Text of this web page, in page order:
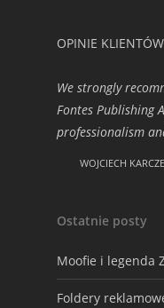
OPINIE
We strongly
Fontes Publishing
professionalism
WOJCIECH
Ostatnie posty
Moofie i legenda
Foldery